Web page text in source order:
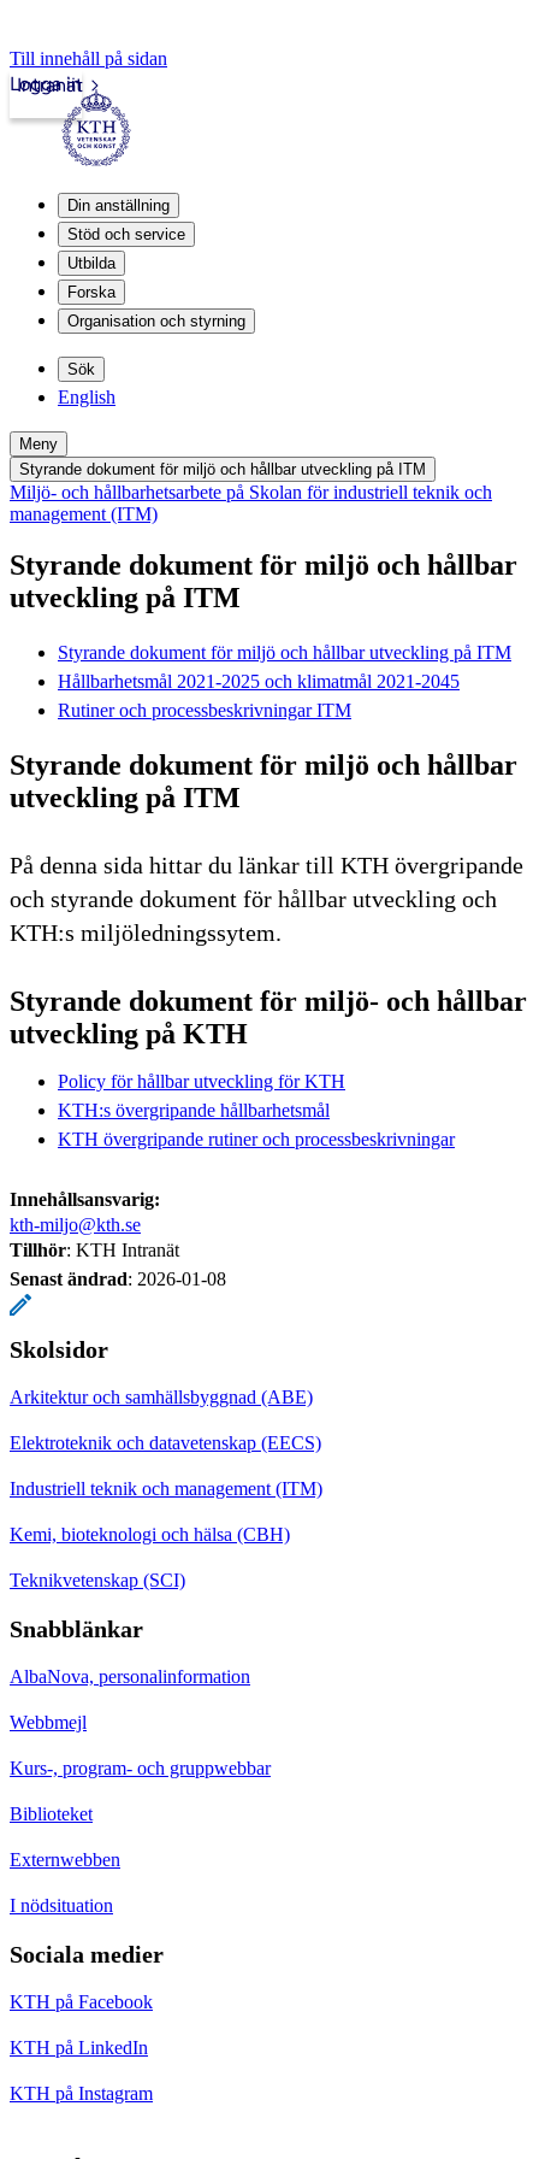
Till innehåll på sidan
Intranät
Logga in
Din anställning
Stöd och service
Utbilda
Forska
Organisation och styrning
Sök
English
Meny
Styrande dokument för miljö och hållbar utveckling på ITM
Miljö- och hållbarhetsarbete på Skolan för industriell teknik och
management (ITM)
Styrande dokument för miljö och hållbar
utveckling på ITM
Styrande dokument för miljö och hållbar utveckling på ITM
Hållbarhetsmål 2021-2025 och klimatmål 2021-2045
Rutiner och processbeskrivningar ITM
Styrande dokument för miljö och hållbar
utveckling på ITM
På denna sida hittar du länkar till KTH övergripande
och styrande dokument för hållbar utveckling och
KTH:s miljöledningssytem.
Styrande dokument för miljö- och hållbar
utveckling på KTH
Policy för hållbar utveckling för KTH
KTH:s övergripande hållbarhetsmål
KTH övergripande rutiner och processbeskrivningar
Innehållsansvarig:
kth-miljo@kth.se
Tillhör: KTH Intranät
Senast ändrad: 2026-01-08
Skolsidor
Arkitektur och samhällsbyggnad (ABE)
Elektroteknik och datavetenskap (EECS)
Industriell teknik och management (ITM)
Kemi, bioteknologi och hälsa (CBH)
Teknikvetenskap (SCI)
Snabblänkar
AlbaNova, personalinformation
Webbmejl
Kurs-, program- och gruppwebbar
Biblioteket
Externwebben
I nödsituation
Sociala medier
KTH på Facebook
KTH på LinkedIn
KTH på Instagram